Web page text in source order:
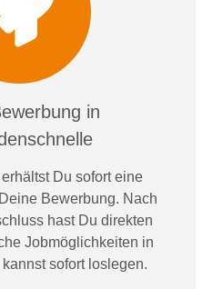
in
erhältst Du sofort eine
Bewerbung. Nach
hast Du direkten
Jobmöglichkeiten in
sofort loslegen.